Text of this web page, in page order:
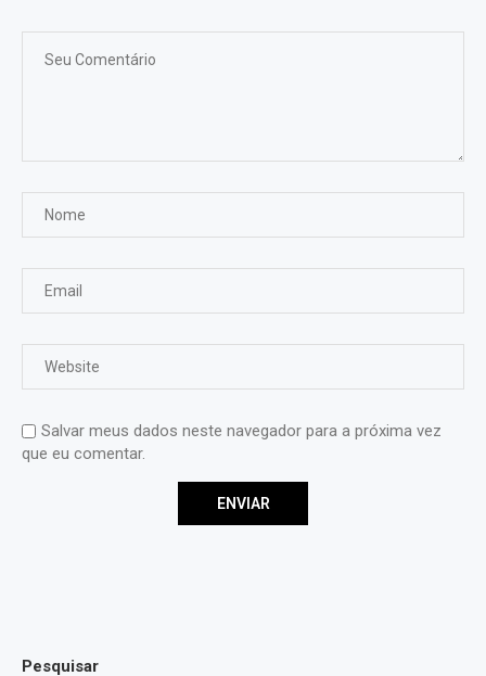
Salvar meus dados neste navegador para a próxima vez
que eu comentar.
Pesquisar